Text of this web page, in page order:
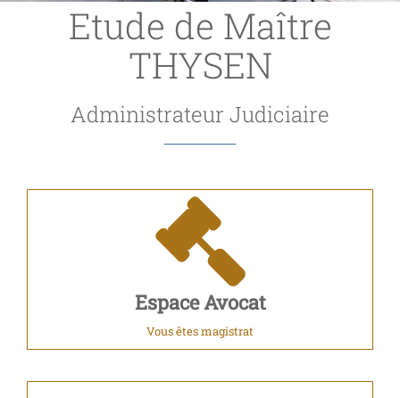
Etude de Maître
THYSEN
Administrateur Judiciaire
Espace Avocat
Vous êtes magistrat